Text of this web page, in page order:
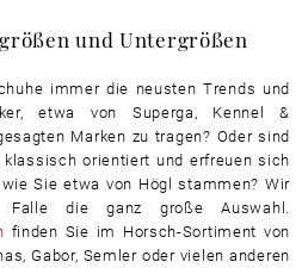
und Untergrößen
immer die neusten Trends und
etwa von Superga, Kennel &
Marken zu tragen? Oder sind
orientiert und erfreuen sich
Sie etwa von Högl stammen? Wir
die ganz große Auswahl.
finden Sie im Horsch-Sortiment von
Gabor, Semler oder vielen anderen